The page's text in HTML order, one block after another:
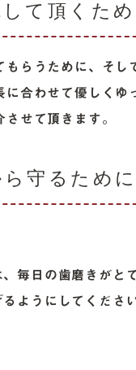
て頂くため
らうために、そ
合わせて優しく
せて頂きます。
守るために
毎日の歯磨きが
ようにしてください